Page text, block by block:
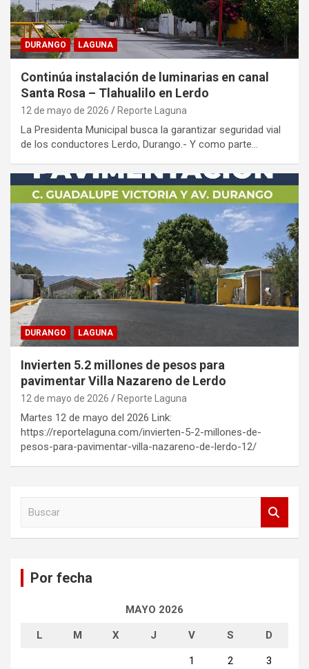
DURANGO LAGUNA
Continúa instalación de luminarias en canal
Santa Rosa – Tlahualilo en Lerdo
12 de mayo de 2026 Reporte Laguna
La Presidenta Municipal busca la garantizar seguridad vial
de los conductores Lerdo, Durango.- Y como parte…
DURANGO LAGUNA
Invierten 5.2 millones de pesos para
pavimentar Villa Nazareno de Lerdo
12 de mayo de 2026 Reporte Laguna
Martes 12 de mayo del 2026 Link:
https://reportelaguna.com/invierten-5-2-millones-de-
pesos-para-pavimentar-villa-nazareno-de-lerdo-12/
Por fecha
MAYO 2026
L M X J V S D
1 2 3